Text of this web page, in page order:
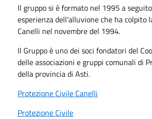
Il gruppo si è formato nel 1995 a
esperienza dell’alluvione che ha colpito
Canelli nel novembre del 1994.
Il Gruppo è uno dei soci fondatori del
delle associazioni e gruppi comunali di
della provincia di Asti.
Protezione Civile Canelli
Protezione Civile